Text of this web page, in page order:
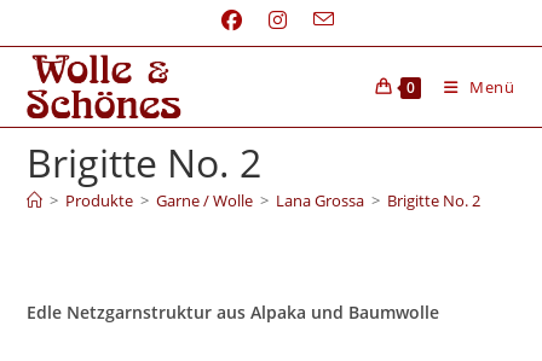
0 Menü
Brigitte No. 2
> Produkte > Garne / Wolle > Lana Grossa > Brigitte No. 2
Edle Netzgarnstruktur aus Alpaka und Baumwolle